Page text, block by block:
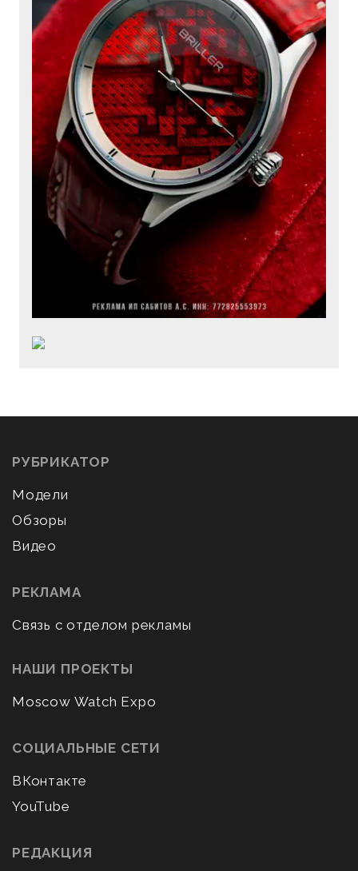
РУБРИКАТОР
Модели
Обзоры
Видео
РЕКЛАМА
Связь с отделом рекламы
НАШИ ПРОЕКТЫ
Moscow Watch Expo
СОЦИАЛЬНЫЕ СЕТИ
ВКонтакте
YouTube
РЕДАКЦИЯ